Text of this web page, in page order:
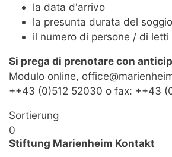
la data d'arrivo
la presunta durata del
il numero di persone / di letti
Si prega di prenotare con
Modulo online,
++43 (0)512 52030 o fax: ++43
Sortierung
0
Stiftung Marienheim Kontakt